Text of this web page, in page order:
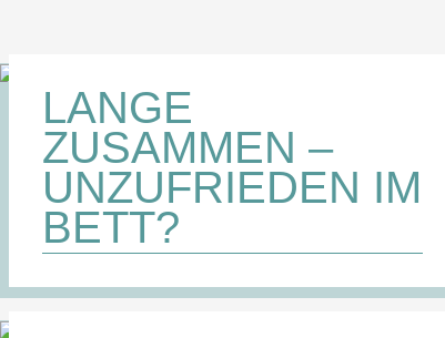
LANGE
ZUSAMMEN –
UNZUFRIEDEN IM
BETT?